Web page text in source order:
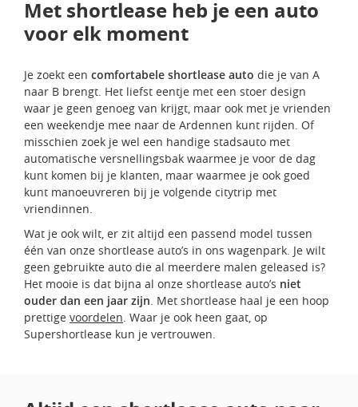
Met shortlease heb je een auto
voor elk moment
Je zoekt een comfortabele shortlease auto die je van A
naar B brengt. Het liefst eentje met een stoer design
waar je geen genoeg van krijgt, maar ook met je vrienden
een weekendje mee naar de Ardennen kunt rijden. Of
misschien zoek je wel een handige stadsauto met
automatische versnellingsbak waarmee je voor de dag
kunt komen bij je klanten, maar waarmee je ook goed
kunt manoeuvreren bij je volgende citytrip met
vriendinnen.
Wat je ook wilt, er zit altijd een passend model tussen
één van onze shortlease auto’s in ons wagenpark. Je wilt
geen gebruikte auto die al meerdere malen geleased is?
Het mooie is dat bijna al onze shortlease auto’s niet
ouder dan een jaar zijn . Met shortlease haal je een hoop
prettige voordelen . Waar je ook heen gaat, op
Supershortlease kun je vertrouwen.